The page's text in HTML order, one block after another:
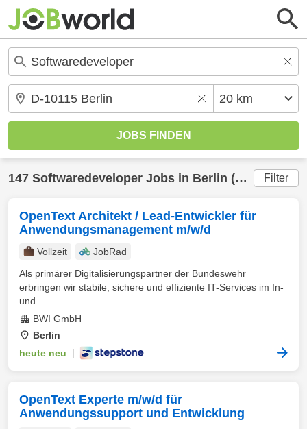
147 Softwaredeveloper Jobs in Berlin (20 km) gefunden Filter
OpenText Architekt / Lead-Entwickler für
Anwendungsmanagement m/w/d
Vollzeit
JobRad
Als primärer Digitalisierungspartner der Bundeswehr
erbringen wir stabile, sichere und effiziente IT-Services im In-
und ...
BWI GmbH
Berlin
heute neu
OpenText Experte m/w/d für
Anwendungssupport und Entwicklung